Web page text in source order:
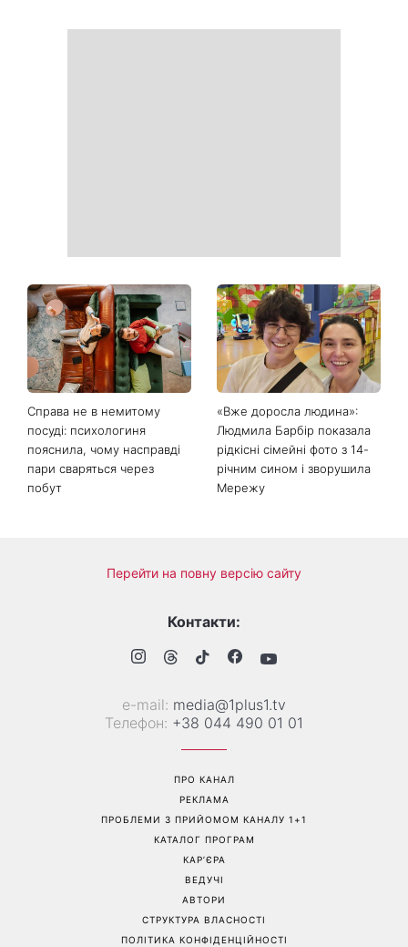
Справа не в немитому
посуді: психологиня
пояснила, чому насправді
пари сваряться через
побут
«Вже доросла людина»:
Людмила Барбір показала
рідкісні сімейні фото з 14-
річним сином і зворушила
Мережу
Перейти на повну версію сайту
Контакти:
е-mail: media@1plus1.tv
Телефон: +38 044 490 01 01
ПРО КАНАЛ
РЕКЛАМА
ПРОБЛЕМИ З ПРИЙОМОМ КАНАЛУ 1+1
КАТАЛОГ ПРОГРАМ
КАР’ЄРА
ВЕДУЧІ
АВТОРИ
СТРУКТУРА ВЛАСНОСТІ
ПОЛІТИКА КОНФІДЕНЦІЙНОСТІ